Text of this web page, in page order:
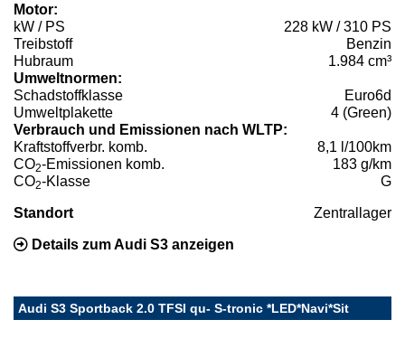
Motor:
kW / PS
228 kW / 310 PS
Treibstoff
Benzin
Hubraum
1.984 cm³
Umweltnormen:
Schadstoffklasse
Euro6d
Umweltplakette
4 (Green)
Verbrauch und Emissionen nach WLTP:
Kraftstoffverbr. komb.
8,1 l/100km
CO2-Emissionen komb.
183 g/km
CO2-Klasse G
Standort Zentrallager
Details zum Audi S3 anzeigen
Audi S3 Sportback 2.0 TFSI qu- S-tronic *LED*Navi*Sit